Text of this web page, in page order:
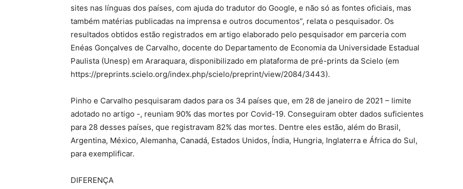
sites nas línguas dos países, com ajuda do tradutor do Google, e não só as fontes oficiais, mas
também matérias publicadas na imprensa e outros documentos”, relata o pesquisador. Os
resultados obtidos estão registrados em artigo elaborado pelo pesquisador em parceria com
Enéas Gonçalves de Carvalho, docente do Departamento de Economia da Universidade Estadual
Paulista (Unesp) em Araraquara, disponibilizado em plataforma de pré-prints da Scielo (em
https://preprints.scielo.org/index.php/scielo/preprint/view/2084/3443).
Pinho e Carvalho pesquisaram dados para os 34 países que, em 28 de janeiro de 2021 – limite
adotado no artigo -, reuniam 90% das mortes por Covid-19. Conseguiram obter dados suficientes
para 28 desses países, que registravam 82% das mortes. Dentre eles estão, além do Brasil,
Argentina, México, Alemanha, Canadá, Estados Unidos, Índia, Hungria, Inglaterra e África do Sul,
para exemplificar.
DIFERENÇA